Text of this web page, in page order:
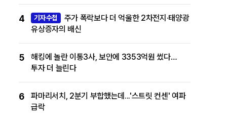
4 기자수첩
주가 폭락보다 더 억울한 2차전지·태양광
유상증자의 배신
5
해킹에 놀란 이통3사, 보안에 3353억원 썼다…
투자 더 늘린다
6
파마리서치, 2분기 부합했는데...'스트릿 컨센' 여파
급락